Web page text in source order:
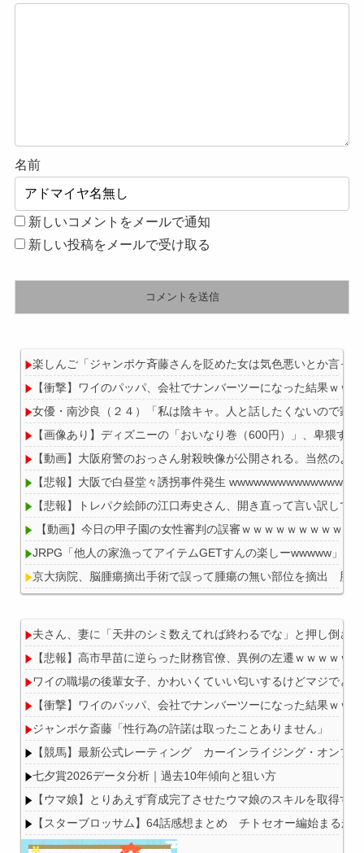
名前
新しいコメントをメールで通知
新しい投稿をメールで受け取る
楽しんご「ジャンポケ斉藤さんを貶めた女は気色悪いとか言っ
【衝撃】ワイのパッパ、会社でナンバーツーになった結果ｗｗ
女優・南沙良（２４）「私は陰キャ。人と話したくないので家
【画像あり】ディズニーの「おいなり巻（600円）」、卑猥す
【動画】大阪府警のおっさん射殺映像が公開される。当然のよ
【悲報】大阪で白昼堂々誘拐事件発生
【悲報】トレパク絵師の江口寿史さん、開き直って言い訳して
【動画】今日の甲子園の女性審判の誤審ｗｗｗｗｗｗｗｗｗｗ
JRPG「他人の家漁ってアイテムGETすんの楽しーwwwww」→
京大病院、脳腫瘍摘出手術で誤って腫瘍の無い部位を摘出 脳
Powered by livedoor 相互RSS
夫さん、妻に「天井のシミ数えてれば終わるでな」と押し倒さ
【悲報】高市早苗に逆らった財務官僚、異例の左遷ｗｗｗｗｗ
ワイの職場の後輩女子、かわいくていい匂いするけどマジでと
【衝撃】ワイのパッパ、会社でナンバーツーになった結果ｗｗ
ジャンポケ斎藤「性行為の許諾は取ったことありません」
【競馬】最新公式レーティング カーインライジング・オン
七夕賞2026データ分析｜過去10年傾向と狙い方
【ウマ娘】とりあえず育成完了させたウマ娘のスキルを取得
【スターブロッサム】64話感想まとめ チトセオー編始まるか？